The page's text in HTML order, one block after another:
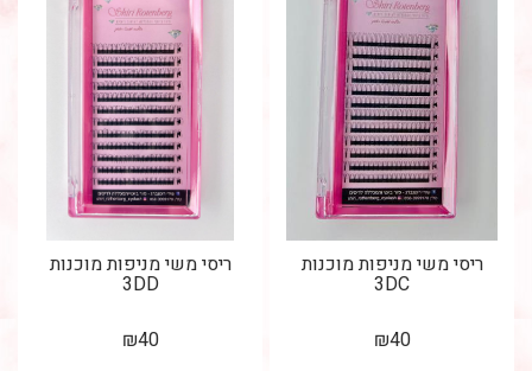
ריסי משי מניפות מוכנות
3DC
₪40
ריסי משי מניפות מוכנות
3DD
₪40